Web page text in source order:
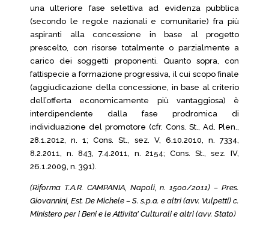
una ulteriore fase selettiva ad evidenza pubblica
(secondo le regole nazionali e comunitarie) fra più
aspiranti alla concessione in base al progetto
prescelto, con risorse totalmente o parzialmente a
carico dei soggetti proponenti. Quanto sopra, con
fattispecie a formazione progressiva, il cui scopo finale
(aggiudicazione della concessione, in base al criterio
dell’offerta economicamente più vantaggiosa) è
interdipendente dalla fase prodromica di
individuazione del promotore (cfr. Cons. St., Ad. Plen.,
28.1.2012, n. 1; Cons. St., sez. V, 6.10.2010, n. 7334,
8.2.2011, n. 843, 7.4.2011, n. 2154; Cons. St., sez. IV,
26.1.2009, n. 391).
(Riforma T.A.R. CAMPANIA, Napoli, n. 1500/2011) – Pres.
Giovannini, Est. De Michele – S. s.p.a. e altri (avv. Vulpetti) c.
Ministero per i Beni e le Attivita’ Culturali e altri (avv. Stato)